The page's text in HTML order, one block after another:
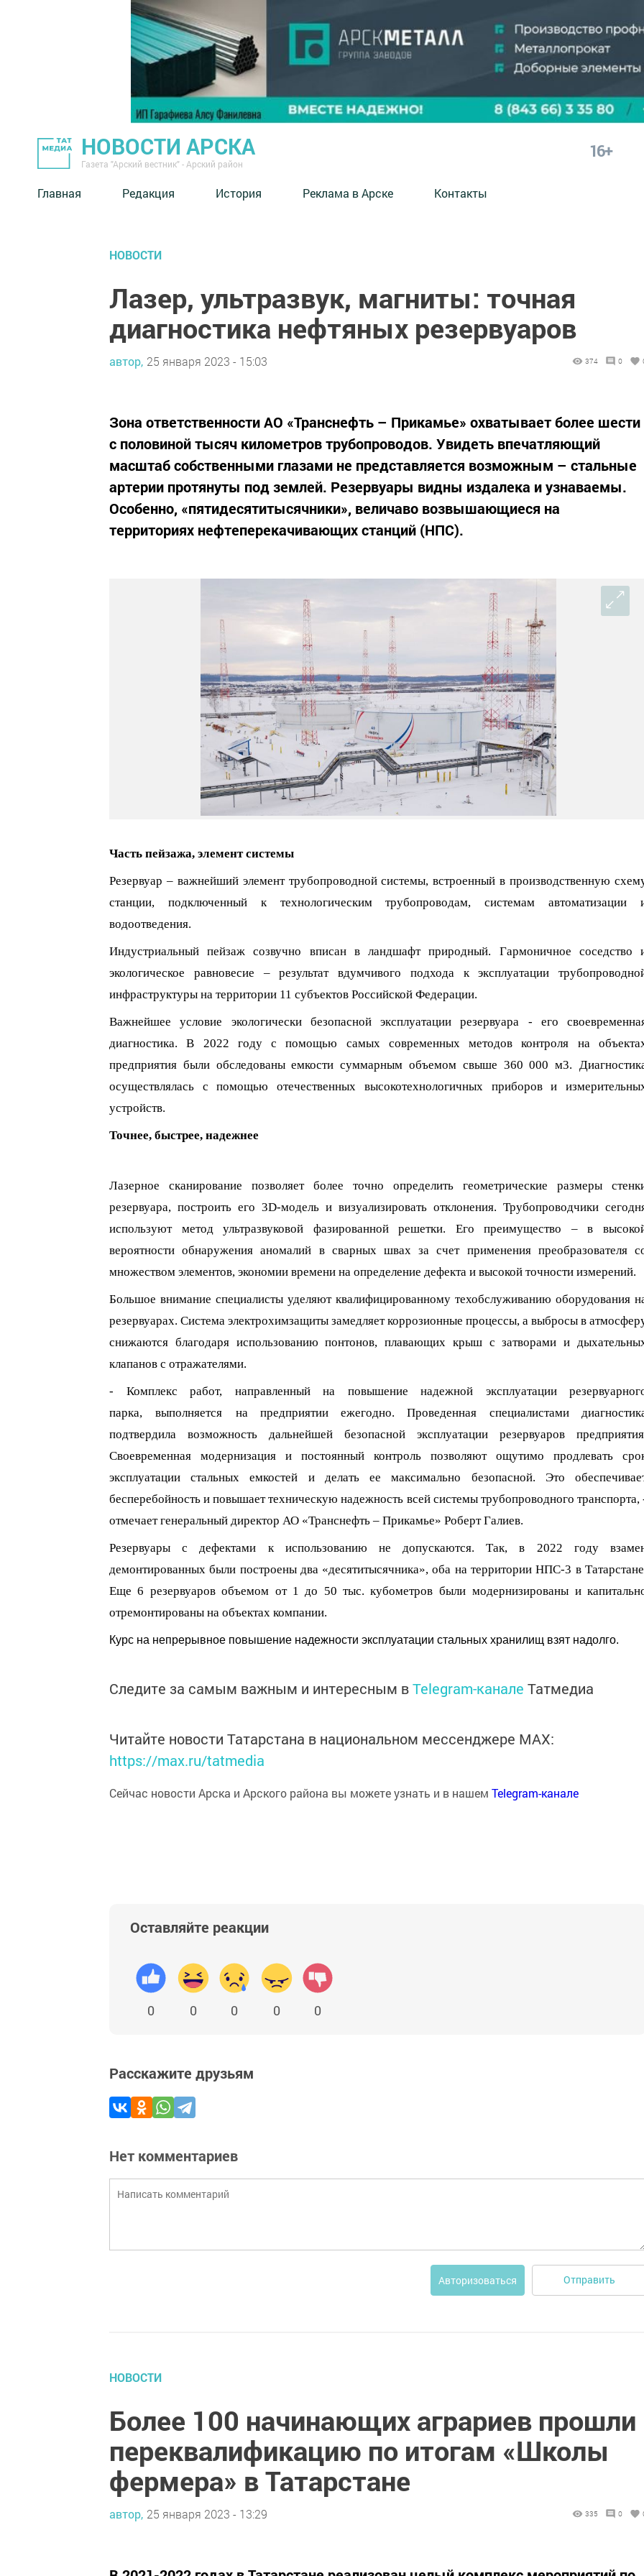
НОВОСТИ АРСКА
Газета "Арский вестник" - Арский район
16+
Главная Редакция История Реклама в Арске Контакты
НОВОСТИ
Лазер, ультразвук, магниты: точная
диагностика нефтяных резервуаров
автор, 25 января 2023 - 15:03 374 0
Зона ответственности АО «Транснефть – Прикамье» охватывает более шести
с половиной тысяч километров трубопроводов. Увидеть впечатляющий
масштаб собственными глазами не представляется возможным – стальные
артерии протянуты под землей. Резервуары видны издалека и узнаваемы.
Особенно, «пятидесятитысячники», величаво возвышающиеся на
территориях нефтеперекачивающих станций (НПС).
Часть пейзажа, элемент системы
Резервуар – важнейший элемент трубопроводной системы, встроенный в производственную
станции, подключенный к технологическим трубопроводам, системам автоматизации
водоотведения.
Индустриальный пейзаж созвучно вписан в ландшафт природный. Гармоничное соседство
экологическое равновесие – результат вдумчивого подхода к эксплуатации
инфраструктуры на территории 11 субъектов Российской Федерации.
Важнейшее условие экологически безопасной эксплуатации резервуара - его
диагностика. В 2022 году с помощью самых современных методов контроля на
предприятия были обследованы емкости суммарным объемом свыше 360 000 м3.
осуществлялась с помощью отечественных высокотехнологичных приборов и
устройств.
Точнее, быстрее, надежнее
Лазерное сканирование позволяет более точно определить геометрические размеры
резервуара, построить его 3D-модель и визуализировать отклонения. Трубопроводчики
используют метод ультразвуковой фазированной решетки. Его преимущество – в
вероятности обнаружения аномалий в сварных швах за счет применения преобразователя
множеством элементов, экономии времени на определение дефекта и высокой точности измерений.
Большое внимание специалисты уделяют квалифицированному техобслуживанию оборудования
резервуарах. Система электрохимзащиты замедляет коррозионные процессы, а выбросы в
снижаются благодаря использованию понтонов, плавающих крыш с затворами и
клапанов с отражателями.
- Комплекс работ, направленный на повышение надежной эксплуатации
парка,
выполняется
на предприятии ежегодно. Проведенная специалистами
подтвердила возможность дальнейшей безопасной эксплуатации резервуаров
Своевременная модернизация и постоянный контроль позволяют ощутимо продлевать
эксплуатации стальных емкостей и делать ее максимально безопасной. Это
бесперебойность и повышает техническую надежность всей системы трубопроводного транспорта,
отмечает генеральный директор АО «Транснефть – Прикамье» Роберт Галиев.
Резервуары с дефектами к использованию не допускаются. Так, в 2022 году
демонтированных были построены два «десятитысячника», оба на территории НПС-3 в
Еще 6 резервуаров объемом от 1 до 50 тыс. кубометров были модернизированы и
отремонтированы на объектах компании.
Курс на непрерывное повышение надежности эксплуатации стальных хранилищ взят надолго.
Следите за самым важным и интересным вTelegram-канале Татмедиа
Читайте новости Татарстана в национальном мессенджере MАХ:
https://max.ru/tatmedia
Сейчас новости Арска и Арского района вы можете узнать и в нашем Telegram-канале
Оставляйте реакции
0 0 0 0 0
Расскажите друзьям
Нет комментариев
Авторизоваться Отправить
НОВОСТИ
Более 100 начинающих аграриев прошли
переквалификацию по итогам «Школы
фермера» в Татарстане
автор, 25 января 2023 - 13:29 335 0